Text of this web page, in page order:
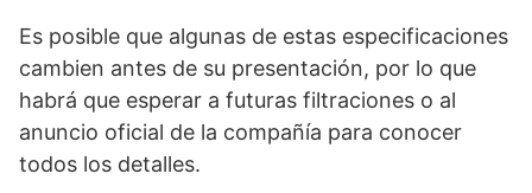
Es posible que algunas de estas especificaciones
cambien antes de su presentación, por lo que
habrá que esperar a futuras filtraciones o al
anuncio oficial de la compañía para conocer
todos los detalles.